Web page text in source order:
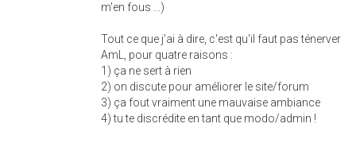
m'en fous ...)
Tout ce que j'ai à dire, c'est qu'il faut pas ténerver
AmL, pour quatre raisons :
1) ça ne sert à rien
2) on discute pour améliorer le site/forum
3) ça fout vraiment une mauvaise ambiance
4) tu te discrédite en tant que modo/admin !